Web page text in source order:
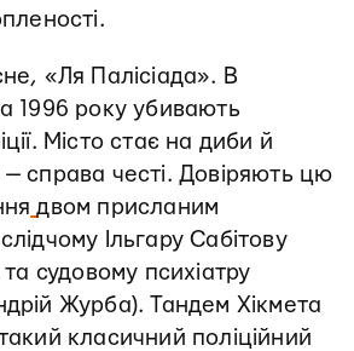
«Ля Палісіада». В
1996 року убивають
Місто стає на диби й
справа честі. Довіряють цю
двом присланим
Ільгару Сабітову
судовому психіатру
Журба). Тандем Хікмета
класичний поліційний